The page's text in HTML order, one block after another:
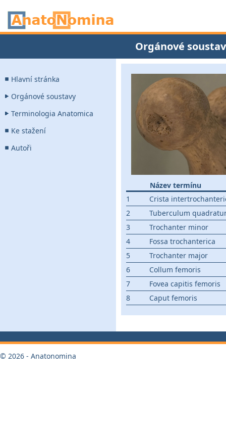
Orgánové
Hlavní stránka
Orgánové soustavy
Terminologia Anatomica
Ke stažení
Autoři
Název termínu
1
Crista
2
Tuberculum
3
Trochanter minor
4
Fossa trochanterica
5
Trochanter major
6
Collum femoris
7
Fovea capitis femoris
8
Caput femoris
© 2026 - Anatonomina